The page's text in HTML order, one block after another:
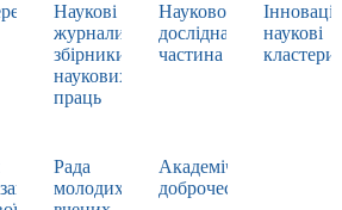
Наукові
журнали,
збірники
наукових
праць
Науково-
дослідна
частина
наукові
кластери
Рада
молодих
Академічна
доброчесність